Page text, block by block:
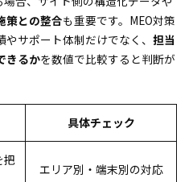
策との整合も重要です。MEO対策
サポート体制だけでなく、 担当
きるかを数値で比較すると判断が
具体チェック
把
エリア別・端末別の対応